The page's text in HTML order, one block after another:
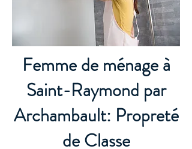
Femme de ménage à
Saint-Raymond par
Archambault: Propreté
de Classe